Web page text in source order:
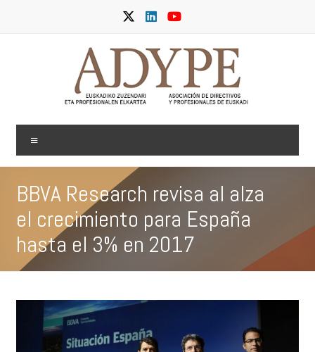
ADYPE
BBVA Research revisa al alza
el crecimiento para España
hasta el 3% en 2017